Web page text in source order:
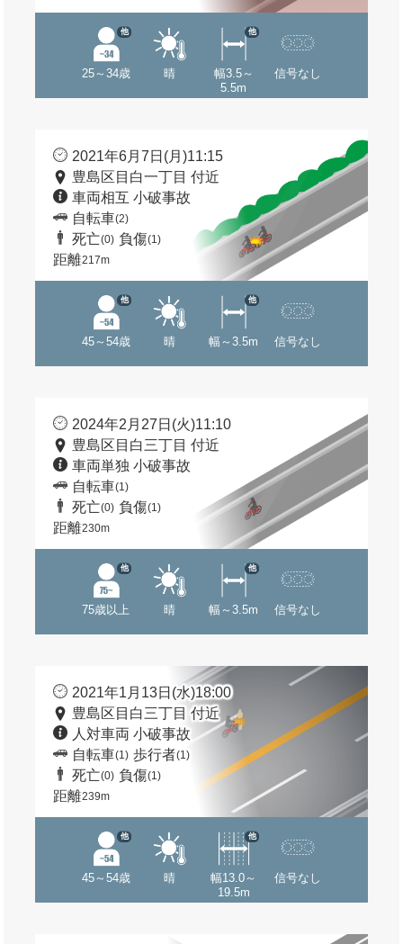
25～34歳
他
晴
幅3.5～
5.5m
他
信号なし
2021年6月7日(月)11:15
豊島区目白一丁目 付近
車両相互 小破事故
自転車(2)
死亡(0) 負傷(1)
距離217m
45～54歳
他
晴 幅～3.5m
他
信号なし
2024年2月27日(火)11:10
豊島区目白三丁目 付近
車両単独 小破事故
自転車(1)
死亡(0) 負傷(1)
距離230m
75歳以上
他
晴 幅～3.5m
他
信号なし
2021年1月13日(水)18:00
豊島区目白三丁目 付近
人対車両 小破事故
自転車(1) 歩行者(1)
死亡(0) 負傷(1)
距離239m
45～54歳
他
晴
幅13.0～
19.5m
他
信号なし